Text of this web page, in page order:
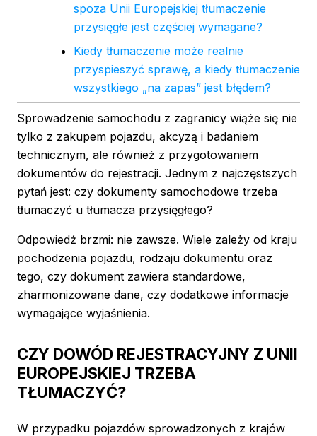
spoza Unii Europejskiej tłumaczenie
przysięgłe jest częściej wymagane?
Kiedy tłumaczenie może realnie
przyspieszyć sprawę, a kiedy tłumaczenie
wszystkiego „na zapas” jest błędem?
Sprowadzenie samochodu z zagranicy wiąże się nie
tylko z zakupem pojazdu, akcyzą i badaniem
technicznym, ale również z przygotowaniem
dokumentów do rejestracji. Jednym z najczęstszych
pytań jest: czy dokumenty samochodowe trzeba
tłumaczyć u tłumacza przysięgłego?
Odpowiedź brzmi: nie zawsze. Wiele zależy od kraju
pochodzenia pojazdu, rodzaju dokumentu oraz
tego, czy dokument zawiera standardowe,
zharmonizowane dane, czy dodatkowe informacje
wymagające wyjaśnienia.
CZY DOWÓD REJESTRACYJNY Z UNII
EUROPEJSKIEJ TRZEBA
TŁUMACZYĆ?
W przypadku pojazdów sprowadzonych z krajów